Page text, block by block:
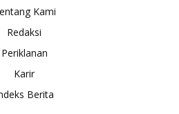
Kami
Redaksi
Periklanan
Karir
Berita